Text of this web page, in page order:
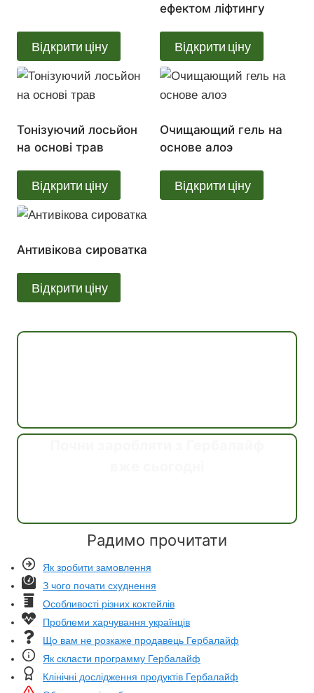
Відкрити ціну
ефектом ліфтингу
Відкрити ціну
Тонізуючий лосьйон
на основі трав
Відкрити ціну
Очищающий гель на
основе алоэ
Відкрити ціну
Антивікова сироватка
Відкрити ціну
Радимо прочитати
Як зробити замовлення
З чого почати схуднення
Особливості різних коктейлів
Проблеми харчування українців
Що вам не розкаже продавець Гербалайф
Як скласти программу Гербалайф
Клінічні дослідження продуктів Гербалайф